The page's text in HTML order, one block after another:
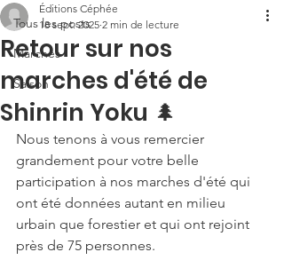
Tous les posts
Marches
Saison
Retour sur nos
marches d'été de
Shinrin Yoku 🌲
Éditions Céphée
18 sept. 2025 2 min de lecture
Nous tenons à vous remercier
grandement pour votre belle
participation à nos marches d'été qui
ont été données autant en milieu
urbain que forestier et qui ont rejoint
près de 75 personnes.